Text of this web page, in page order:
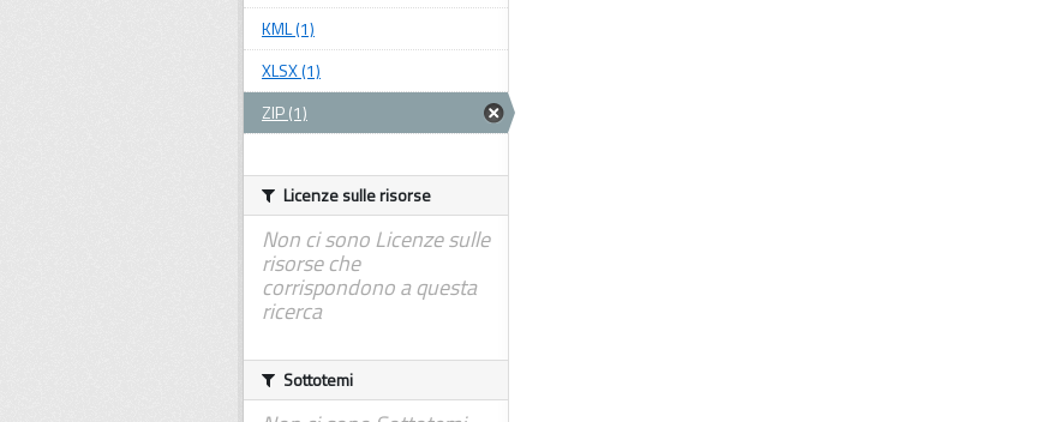
KML (1)
XLSX (1)
ZIP (1)
Licenze sulle risorse
Non ci sono Licenze sulle
risorse che
corrispondono a questa
ricerca
Sottotemi